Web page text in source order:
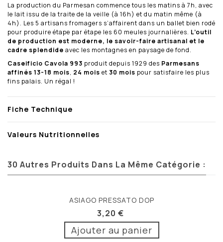
La production du Parmesan commence tous les matins à 7h, avec
le lait issu de la traite de la veille (à 16h) et du matin même (à
4h). Les 5 artisans fromagers s’affairent dans un ballet bien rodé
pour produire étape par étape les 60 meules journalières. L’outil
de production est moderne, le savoir-faire artisanal et le
cadre splendide avec les montagnes en paysage de fond.
Caseificio Cavola 993 produit depuis 1929 des Parmesans
affinés 13-18 mois, 24 mois et 30 mois pour satisfaire les plus
fins palais. Un régal !
Fiche Technique
Valeurs Nutritionnelles
30 Autres Produits Dans La Même Catégorie :
ASIAGO PRESSATO DOP
3,20 €
Ajouter au panier